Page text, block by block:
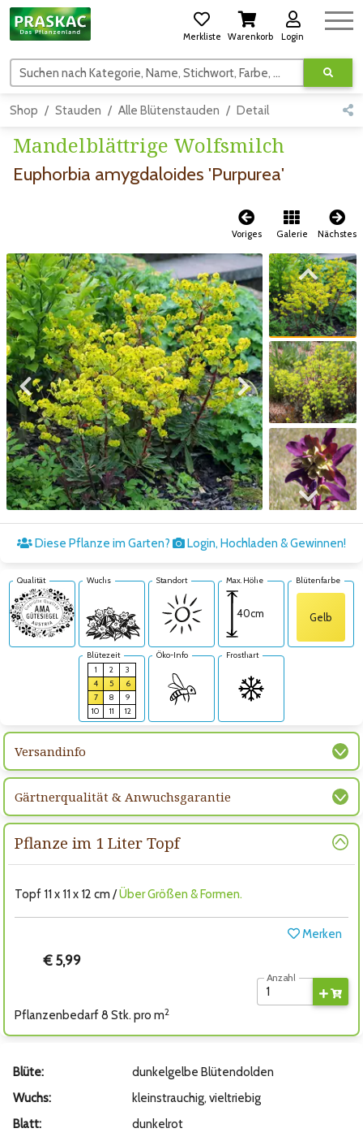
Merkliste Warenkorb Login
Suchen nach Kategorie, Name, Stichwort, Farbe, usw.
Shop Stauden Alle Blütenstauden Detail
Mandelblättrige Wolfsmilch
Euphorbia amygdaloides 'Purpurea'
Voriges Galerie Nächstes
Zum vorigen Bild Zum nächsten Bild
Zum vorigen Bild
Zum nächsten Bild
Diese Pflanze im Garten? Login, Hochladen & Gewinnen!
Qualität Wuchs Standort Max. Höhe
40cm
Blütenfarbe
Gelb
Blütezeit
1
2
3
4
5
6
7
8
9
10
11 12
Öko-Info Frosthart
Versandinfo
Gärtnerqualität & Anwuchsgarantie
Pflanze im 1 Liter Topf
Topf 11 x 11 x 12 cm /Über Größen & Formen.
Merken
€ 5,99
Anzahl
Pflanzenbedarf 8 Stk. pro m2
Blüte:
dunkelgelbe Blütendolden
Wuchs:
kleinstrauchig, vieltriebig
Blatt:
dunkelrot